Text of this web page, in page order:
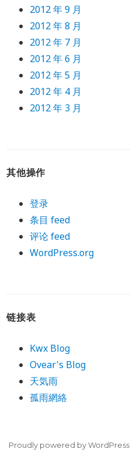
2012 年 9 月
2012 年 8 月
2012 年 7 月
2012 年 6 月
2012 年 5 月
2012 年 4 月
2012 年 3 月
其他操作
登录
条目 feed
评论 feed
WordPress.org
链接表
Kwx Blog
Ovear's Blog
天気雨
孤雨網絡
Proudly powered by WordPress